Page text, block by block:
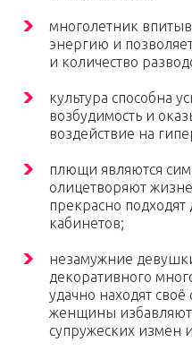
многолетник
энергию и
и количество
культура способна
возбудимость и
воздействие на
плющи являются
олицетворяют
прекрасно
кабинетов;
незамужние
декоративного
удачно находят
женщины
супружеских измен